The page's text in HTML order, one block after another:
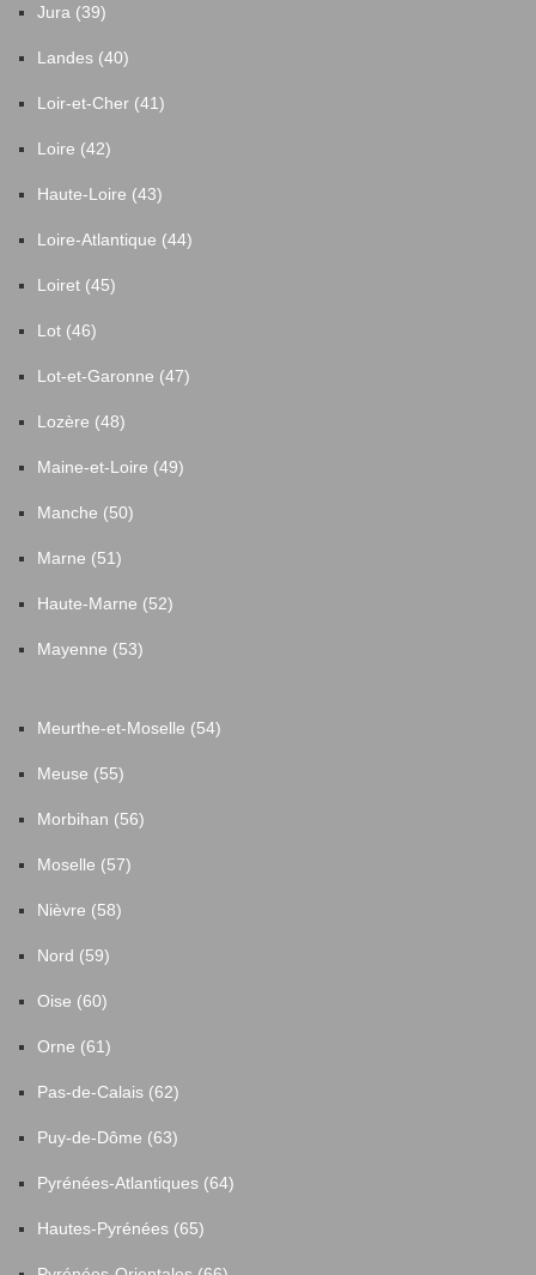
Jura (39)
Landes (40)
Loir-et-Cher (41)
Loire (42)
Haute-Loire (43)
Loire-Atlantique (44)
Loiret (45)
Lot (46)
Lot-et-Garonne (47)
Lozère (48)
Maine-et-Loire (49)
Manche (50)
Marne (51)
Haute-Marne (52)
Mayenne (53)
Meurthe-et-Moselle (54)
Meuse (55)
Morbihan (56)
Moselle (57)
Nièvre (58)
Nord (59)
Oise (60)
Orne (61)
Pas-de-Calais (62)
Puy-de-Dôme (63)
Pyrénées-Atlantiques (64)
Hautes-Pyrénées (65)